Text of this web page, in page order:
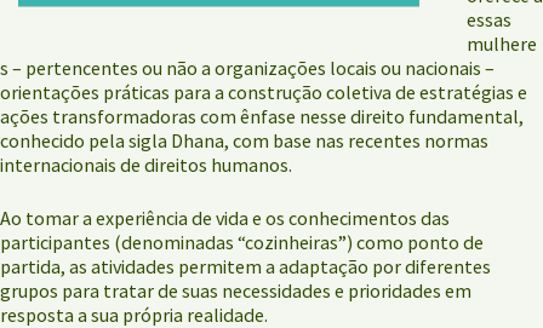
essas
mulhere
s – pertencentes ou não a organizações locais ou nacionais –
orientações práticas para a construção coletiva de estratégias e
ações transformadoras com ênfase nesse direito fundamental,
conhecido pela sigla Dhana, com base nas recentes normas
internacionais de direitos humanos.
Ao tomar a experiência de vida e os conhecimentos das
participantes (denominadas “cozinheiras”) como ponto de
partida, as atividades permitem a adaptação por diferentes
grupos para tratar de suas necessidades e prioridades em
resposta a sua própria realidade.